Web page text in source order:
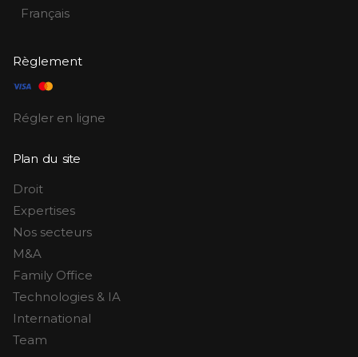
Français
Règlement
Régler en ligne
Plan du site
Droit
Expertises
Nos secteurs
M&A
Family Office
Technologies & IA
International
Team